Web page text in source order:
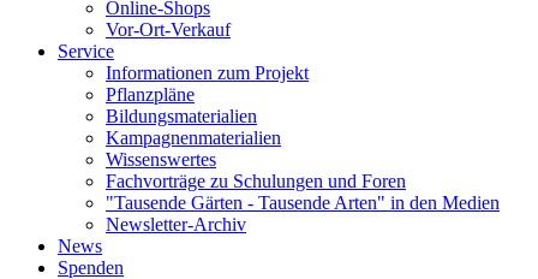
Online-Shops
Vor-Ort-Verkauf
Service
Informationen zum Projekt
Pflanzpläne
Bildungsmaterialien
Kampagnenmaterialien
Wissenswertes
Fachvorträge zu Schulungen und Foren
"Tausende Gärten - Tausende Arten" in den Medien
Newsletter-Archiv
News
Spenden